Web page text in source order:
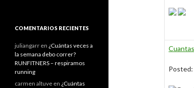
Posted:
COMENTARIOS RECIENTES
juliangarr en ¿Cuántas veces a
la semana debo correr?
RUNFITNERS – respiramos
running
carmen altuve en ¿Cuántas